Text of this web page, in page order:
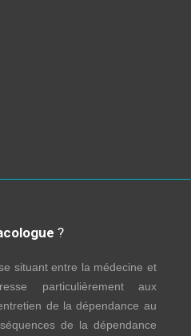
?
situant entre la médecine et
particulièrement aux
de la dépendance au
de la dépendance